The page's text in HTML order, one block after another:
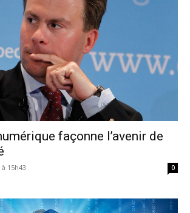
façonne l’avenir de
15h43 0